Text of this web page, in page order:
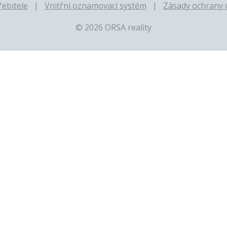
Vnitřní oznamovací systém
Zásady ochrany
© 2026 ORSA reality